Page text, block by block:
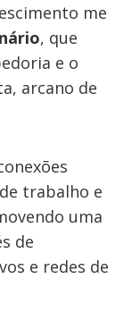
me
, que
e o
arcano de
trabalho e
uma
de
e redes de